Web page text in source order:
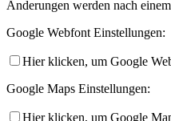
Änderungen werden nach
Google Webfont Einstellungen:
Hier klicken, um Google
Google Maps Einstellungen:
Hier klicken, um Google